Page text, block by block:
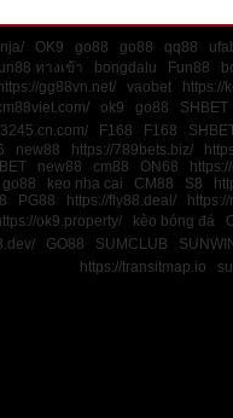
OK9 go88 go88 qq88
ทางเข้า bongdalu Fun88
https://gg88vn.net/ vaobet
https://
ok9 go88
SHBET
F168 F168
new88 https://789bets.biz/
new88 cm88 ON68
go88 keo nha cai CM88 S8
PG88 https://fly88.deal/
ok9.property/ kèo bóng đá
GO88 SUMCLUB
https://transitmap.io